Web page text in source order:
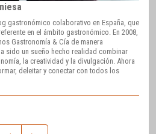
gastronómico colaborativo en España, que
en el ámbito gastronómico. En 2008,
Gastronomía & Cía de manera
sido un sueño hecho realidad combinar
la creatividad y la divulgación. Ahora
deleitar y conectar con todos los